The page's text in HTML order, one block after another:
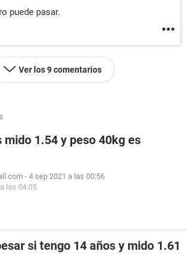
puede pasar.
Ver los 9 comentarios
mido 1.54 y peso 40kg es
- 4 sep 2021 a las 00:56
las 04:05
si tengo 14 años y mido 1.61